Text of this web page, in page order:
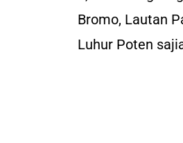
Bromo, Lautan
Luhur Poten